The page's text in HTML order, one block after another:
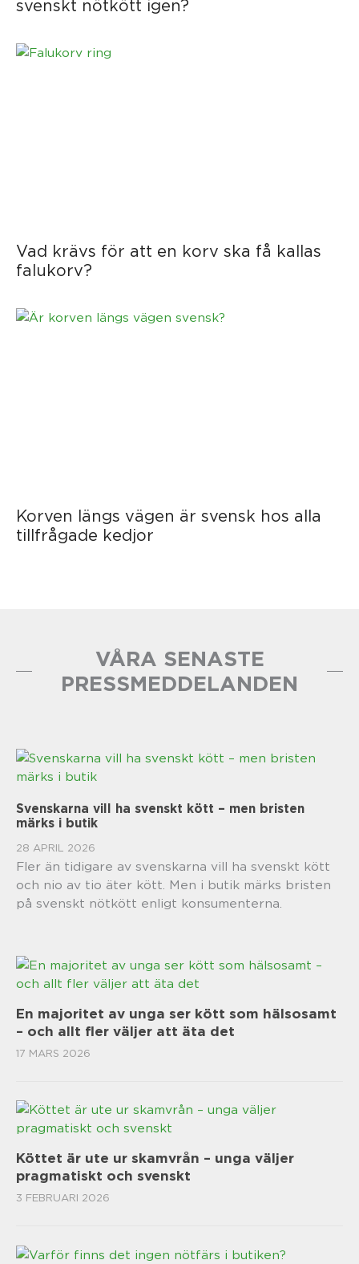
svenskt nötkött igen?
Vad krävs för att en korv ska få kallas
falukorv?
Korven längs vägen är svensk hos alla
tillfrågade kedjor
VÅRA SENASTE
PRESSMEDDELANDEN
Svenskarna vill ha svenskt kött – men bristen
märks i butik
28 APRIL 2026
Fler än tidigare av svenskarna vill ha svenskt kött
och nio av tio äter kött. Men i butik märks bristen
på svenskt nötkött enligt konsumenterna.
En majoritet av unga ser kött som hälsosamt
– och allt fler väljer att äta det
17 MARS 2026
Köttet är ute ur skamvrån – unga väljer
pragmatiskt och svenskt
3 FEBRUARI 2026